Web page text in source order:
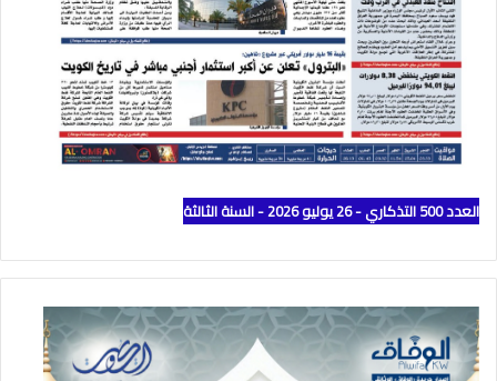
العدد 500 التذكاري - 26 يوليو 2026 - السنة الثالثة